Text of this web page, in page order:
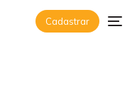
Cadastrar